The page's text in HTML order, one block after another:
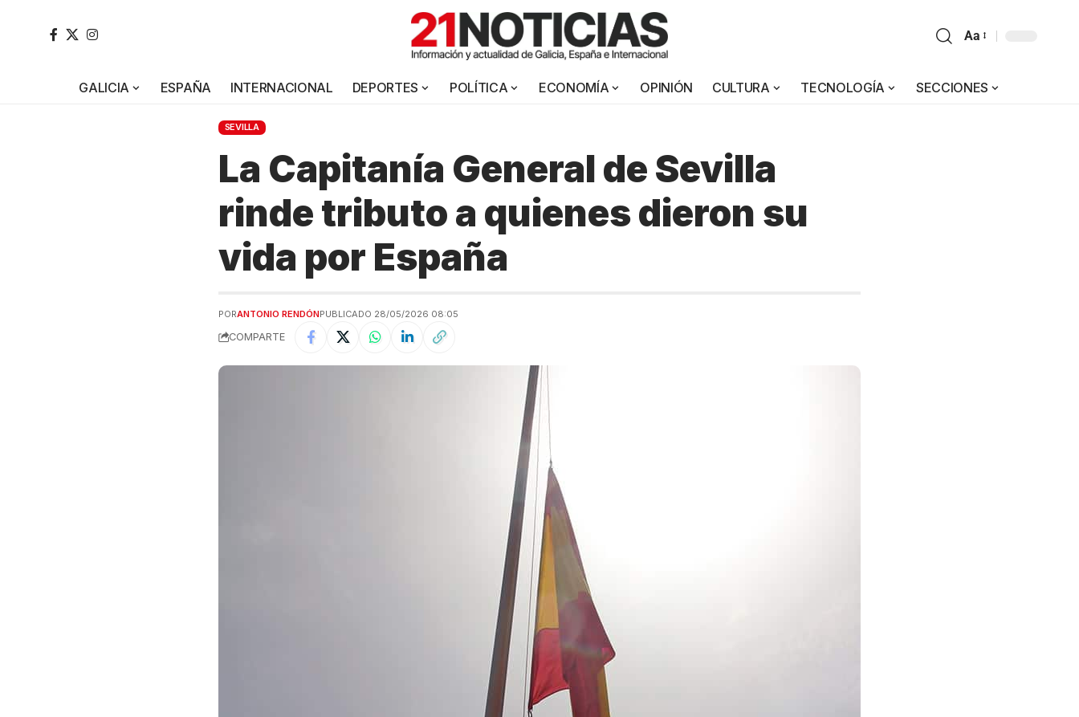
Aa
GALICIA ESPAÑA INTERNACIONAL DEPORTES POLÍTICA ECONOMÍA OPINIÓN CULTURA TECNOLOGÍA SECCIONES
SEVILLA
La Capitanía General de Sevilla
rinde tributo a quienes dieron su
vida por España
PORANTONIO RENDÓNPUBLICADO 28/05/2026 08:05
COMPARTE